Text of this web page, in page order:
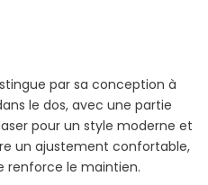
par sa conception à
le dos, avec une partie
pour un style moderne et
un ajustement confortable,
renforce le maintien.